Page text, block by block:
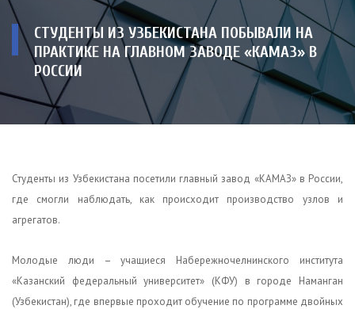
СТУДЕНТЫ ИЗ УЗБЕКИСТАНА ПОБЫВАЛИ НА
ПРАКТИКЕ НА ГЛАВНОМ ЗАВОДЕ «КАМАЗ» В
РОССИИ
Студенты из Узбекистана посетили главный завод «КАМАЗ» в России,
где смогли наблюдать, как происходит производство узлов и
агрегатов.
Молодые люди – учащиеся Набережночелнинского института
«Казанский федеральный университет» (КФУ) в городе Наманган
(Узбекистан), где впервые проходит обучение по программе двойных